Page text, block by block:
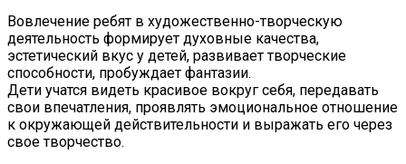
Вовлечение ребят в художественно-творческую
деятельность формирует духовные качества,
эстетический вкус у детей, развивает творческие
способности, пробуждает фантазии.
Дети учатся видеть красивое вокруг себя, передавать
свои впечатления, проявлять эмоциональное отношение
к окружающей действительности и выражать его через
свое творчество.